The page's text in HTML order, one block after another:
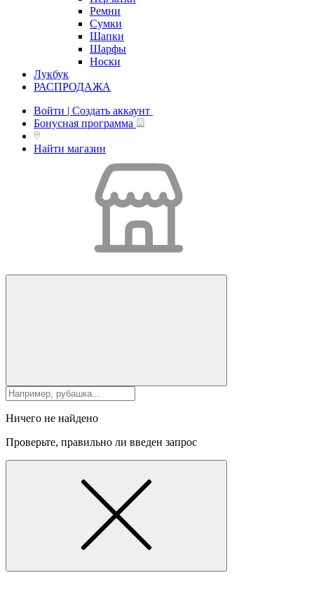
Ремни
Сумки
Шапки
Шарфы
Носки
Лукбук
РАСПРОДАЖА
Войти | Создать аккаунт
Бонусная программа
Найти магазин
Ничего не найдено
Проверьте, правильно ли введен запрос